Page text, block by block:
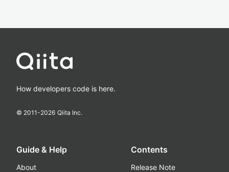
How developers code is here.
© 2011-2026 Qiita Inc.
Guide & Help
About
Contents
Release Note